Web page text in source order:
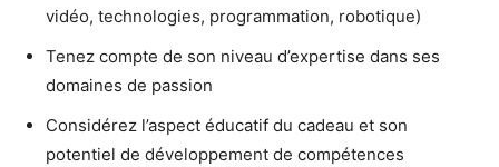
vidéo, technologies, programmation, robotique)
Tenez compte de son niveau d’expertise dans ses
domaines de passion
Considérez l’aspect éducatif du cadeau et son
potentiel de développement de compétences